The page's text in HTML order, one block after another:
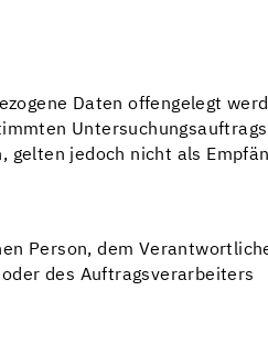
Daten offengelegt
Untersuchungsauftrags
gelten jedoch nicht als
Person, dem
des Auftragsverarbeiters